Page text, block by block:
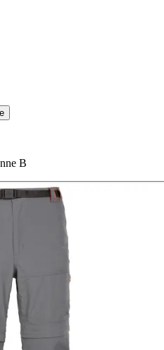
B